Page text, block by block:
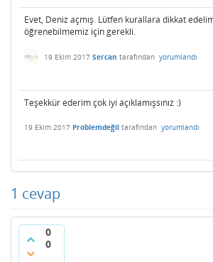
Evet, Deniz açmış. Lütfen kurallara dikkat
öğrenebilmemiz için gerekli.
19 Ekim 2017 Sercan tarafından yorumlandı
Teşekkür ederim çok iyi açıklamışsınız :)
19 Ekim 2017 Problemdeğil tarafından yorumlandı
1 cevap
0
0